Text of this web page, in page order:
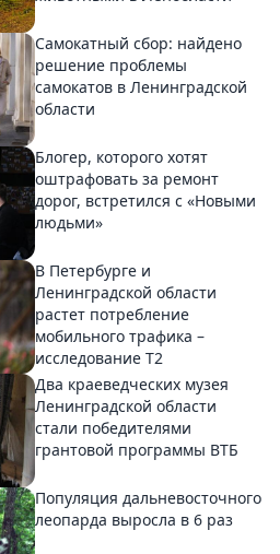
Самокатный сбор: найдено
решение проблемы
самокатов в Ленинградской
области
Блогер, которого хотят
оштрафовать за ремонт
дорог, встретился с «Новыми
людьми»
В Петербурге и
Ленинградской области
растет потребление
мобильного трафика –
исследование T2
Два краеведческих музея
Ленинградской области
стали победителями
грантовой программы ВТБ
Популяция дальневосточного
леопарда выросла в 6 раз